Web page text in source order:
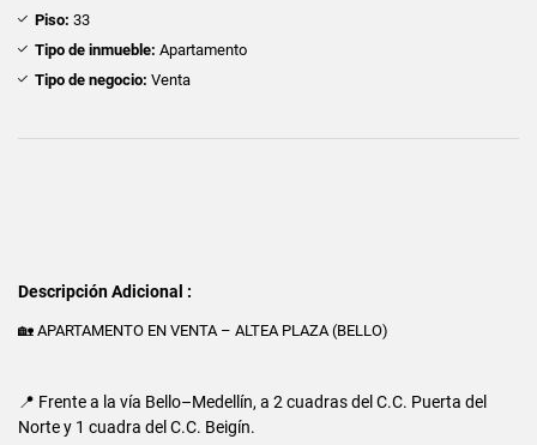
Piso: 33
Tipo de inmueble: Apartamento
Tipo de negocio: Venta
Descripción Adicional :
🏡 APARTAMENTO EN VENTA – ALTEA PLAZA (BELLO)
📍 Frente a la vía Bello–Medellín, a 2 cuadras del C.C. Puerta del
Norte y 1 cuadra del C.C. Beigín.